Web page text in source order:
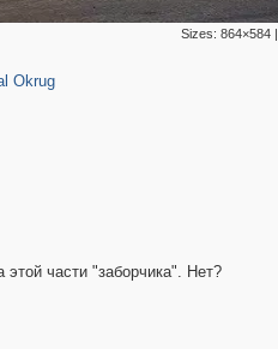
Sizes: 864×584|
Okrug
части "заборчика". Нет?